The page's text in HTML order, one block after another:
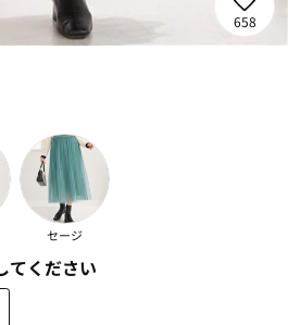
658
セージ
てください